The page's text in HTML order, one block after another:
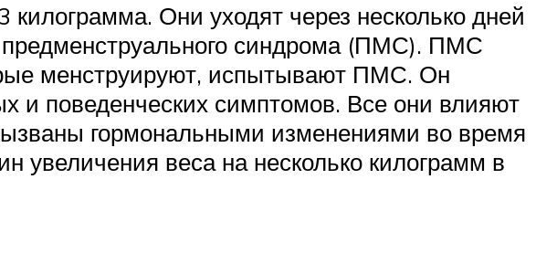
Они уходят через несколько дней
синдрома (ПМС). ПМС
менструируют, испытывают ПМС. Он
и поведенческих симптомов. Все они влияют
гормональными изменениями во время
увеличения веса на несколько килограмм в